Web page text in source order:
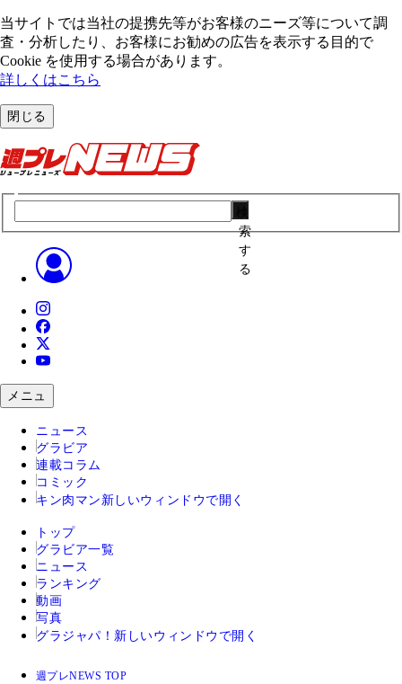
当サイトでは当社の提携先等がお客様のニーズ等について調
査・分析したり、お客様にお勧めの広告を表⽰する⽬的で
Cookie を使⽤する場合があります。
詳しくはこちら
閉じる
索
す
る
メニュ
ニュース
グラビア
連載コラム
コミック
キン肉マン 新しいウィンドウで開く
トップ
グラビア一覧
ニュース
ランキング
動画
写真
グラジャパ！ 新しいウィンドウで開く
週プレNEWS TOP